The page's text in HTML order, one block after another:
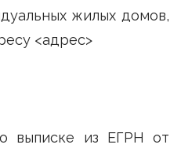
жилых домов,
<адрес>
выписке из ЕГРН от